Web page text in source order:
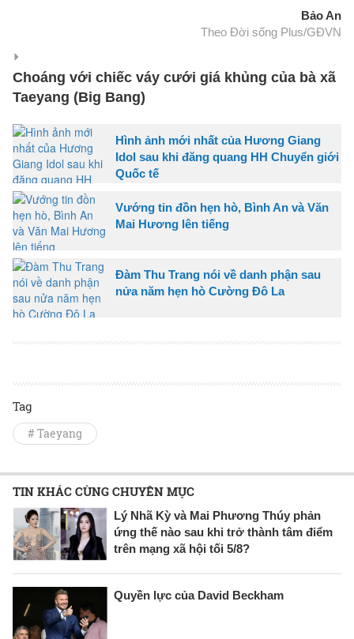
Bảo An
Theo Đời sống Plus/GĐVN
Choáng với chiếc váy cưới giá khủng của bà xã
Taeyang (Big Bang)
Hình ảnh mới nhất của Hương Giang
Idol sau khi đăng quang HH Chuyển giới
Quốc tế
Vướng tin đồn hẹn hò, Bình An và Văn
Mai Hương lên tiếng
Đàm Thu Trang nói về danh phận sau
nửa năm hẹn hò Cường Đô La
Tag
# Taeyang
TIN KHÁC CÙNG CHUYÊN MỤC
Lý Nhã Kỳ và Mai Phương Thúy phản
ứng thế nào sau khi trở thành tâm điểm
trên mạng xã hội tối 5/8?
Quyền lực của David Beckham